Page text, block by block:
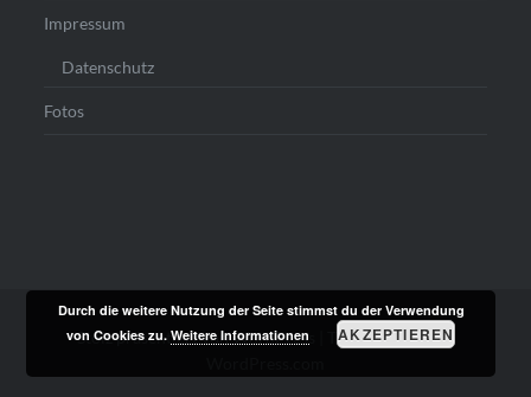
Impressum
Datenschutz
Fotos
Stolz präsentiert von WordPress
Theme: Dyad von
Durch die weitere Nutzung der Seite stimmst du der Verwendung
von Cookies zu.Weitere Informationen AKZEPTIEREN